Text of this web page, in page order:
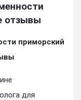
отзывы
приморский
для